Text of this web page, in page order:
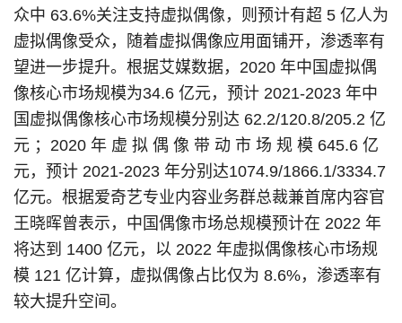
众中 63.6%关注支持虚拟偶像，则预计有超 5 亿人为
虚拟偶像受众，随着虚拟偶像应用面铺开，渗透率有
望进一步提升。根据艾媒数据，2020 年中国虚拟偶
像核心市场规模为34.6 亿元，预计 2021-2023 年中
国虚拟偶像核心市场规模分别达 62.2/120.8/205.2 亿
元 ；2020 年 虚 拟 偶 像 带 动 市 场 规 模 645.6 亿
元，预计 2021-2023 年分别达1074.9/1866.1/3334.7
亿元。根据爱奇艺专业内容业务群总裁兼首席内容官
王晓晖曾表示，中国偶像市场总规模预计在 2022 年
将达到 1400 亿元，以 2022 年虚拟偶像核心市场规
模 121 亿计算，虚拟偶像占比仅为 8.6%，渗透率有
较大提升空间。